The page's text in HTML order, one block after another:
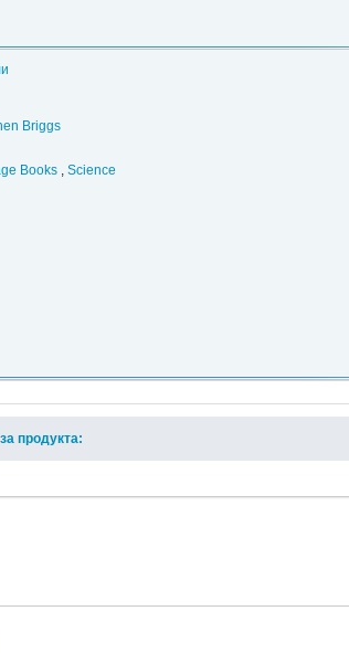
Briggs
Books , Science
продукта: